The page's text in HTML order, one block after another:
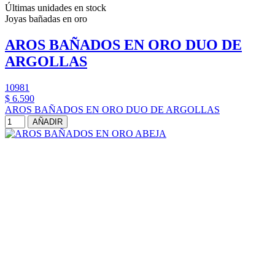
Últimas unidades en stock
Joyas bañadas en oro
AROS BAÑADOS EN ORO DUO DE
ARGOLLAS
10981
$ 6.590
AROS BAÑADOS EN ORO DUO DE ARGOLLAS
AÑADIR